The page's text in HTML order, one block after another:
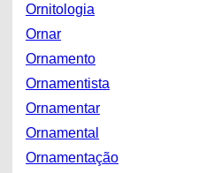
Ornitologia
Ornar
Ornamento
Ornamentista
Ornamentar
Ornamental
Ornamentação